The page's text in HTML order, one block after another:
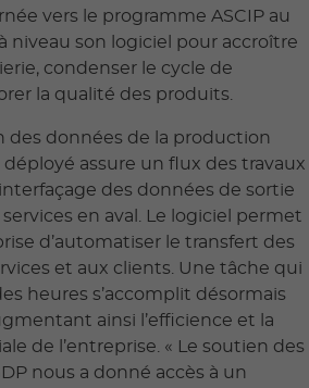
vers le programme ASCIP au
son logiciel pour accroître
condenser le cycle de
la qualité des produits.
des données de la production
assure un flux des travaux
des données de sortie
services en aval. Le logiciel permet
d’automatiser le transfert des
et aux clients. Une tâche qui
heures s’accomplit désormais
ainsi l’efficience et la
de l’entreprise. « Le soutien des
nous a donné accès à un